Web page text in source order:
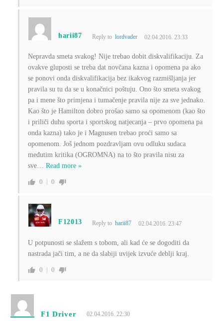
harii87 Reply to lordvader 02.04.2016. 23:33
Nepravda smeta svakog! Nije trebao dobit diskvalifikaciju. Za
ovakve gluposti se treba dat novčana kazna i opomena pa ako
se ponovi onda diskvalifikacija bez ikakvog razmišljanja jer
pravila su tu da se u konačnici poštuju. Ono što smeta svakog
pa i mene što primjena i tumačenje pravila nije za sve jednako.
Kao što je Hamilton dobro prošao samo sa opomenom (kao što
i priliči duhu sporta i sportskog natjecanja – prvo opomena pa
onda kazna) tako je i Magnusen trebao proći samo sa
opomenom. Još jednom pozdravljam ovu odluku sudaca
međutim kritika (OGROMNA) na to što pravila nisu za
sve… Read more »
0 0
F12013 Reply toharii87 02.04.2016. 23:47
U potpunosti se slažem s tobom, ali kad će se dogoditi da
nastrada jači tim, a ne da slabiji uvijek izvuće deblji kraj.
0 0
F1 Driver 02.04.2016. 22:30